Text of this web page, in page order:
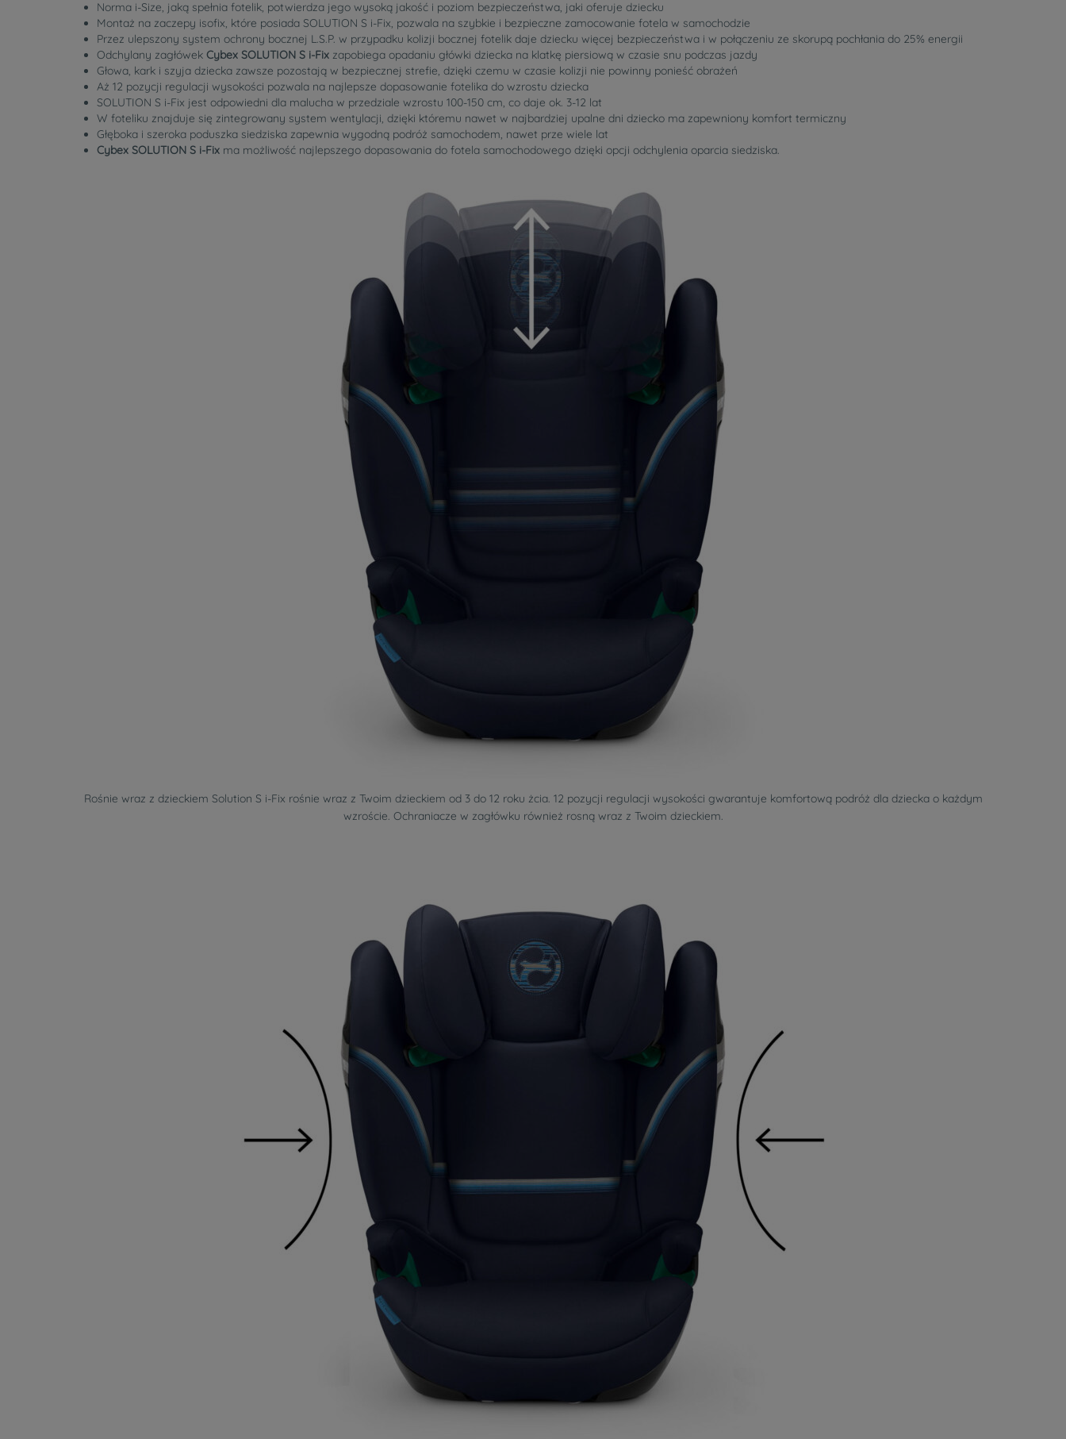
Norma i-Size, jaką spełnia fotelik, potwierdza jego wysoką jakość i poziom bezpieczeństwa, jaki oferuje dziecku
Montaż na zaczepy isofix, które posiada SOLUTION S i-Fix, pozwala na szybkie i bezpieczne zamocowanie fotela w samochodzie
Przez ulepszony system ochrony bocznej L.S.P. w przypadku kolizji bocznej fotelik daje dziecku więcej bezpieczeństwa i w połączeniu ze skorupą pochłania do 25% energii
Odchylany zagłówek Cybex SOLUTION S i-Fix zapobiega opadaniu główki dziecka na klatkę piersiową w czasie snu podczas jazdy
Głowa, kark i szyja dziecka zawsze pozostają w bezpiecznej strefie, dzięki czemu w czasie kolizji nie powinny ponieść obrażeń
Aż 12 pozycji regulacji wysokości pozwala na najlepsze dopasowanie fotelika do wzrostu dziecka
SOLUTION S i-Fix jest odpowiedni dla malucha w przedziale wzrostu 100-150 cm, co daje ok. 3-12 lat
W foteliku znajduje się zintegrowany system wentylacji, dzięki któremu nawet w najbardziej upalne dni dziecko ma zapewniony komfort termiczny
Głęboka i szeroka poduszka siedziska zapewnia wygodną podróż samochodem, nawet prze wiele lat
Cybex SOLUTION S i-Fix ma możliwość najlepszego dopasowania do fotela samochodowego dzięki opcji odchylenia oparcia siedziska.
Rośnie wraz z dzieckiem Solution S i-Fix rośnie wraz z Twoim dzieckiem od 3 do 12 roku żcia. 12 pozycji regulacji wysokości gwarantuje komfortową podróż dla dziecka o każdym
wzroście. Ochraniacze w zagłówku również rosną wraz z Twoim dzieckiem.